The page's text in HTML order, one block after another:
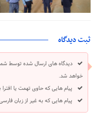
ثبت دیدگاه
دیدگاه های ارسال شده توسط
خواهد شد.
پیام هایی که حاوی تهمت یا
پیام هایی که به غیر از زبان